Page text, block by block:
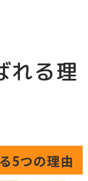
れる理
5つの理由